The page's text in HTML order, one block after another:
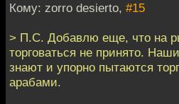
Кому: zorro desierto, #15
> П.С. Добавлю еще, что на
торговаться не принято.
знают и упорно пытаются
арабами.